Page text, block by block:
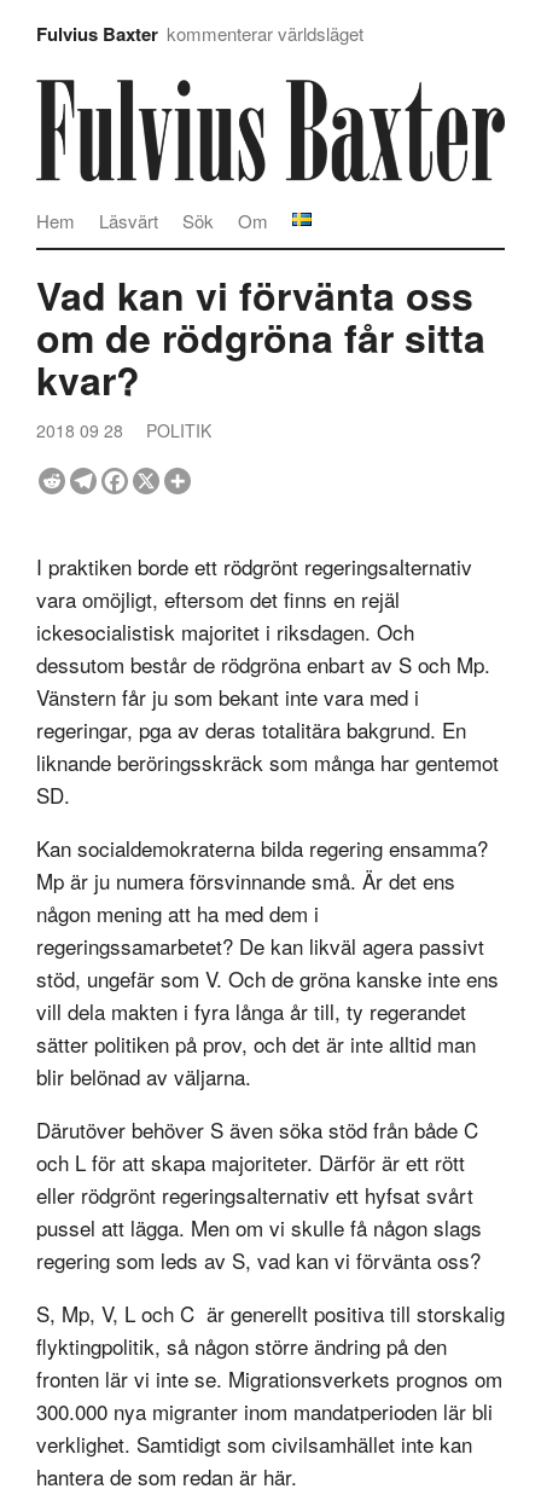
Fulvius Baxter kommenterar världsläget
Om
Sök
Läsvärt
Hem
Vad kan vi förvänta oss
om de rödgröna får sitta
kvar?
2018 09 28 POLITIK
I praktiken borde ett rödgrönt regeringsalternativ
vara omöjligt, eftersom det finns en rejäl
ickesocialistisk majoritet i riksdagen. Och
dessutom består de rödgröna enbart av S och Mp.
Vänstern får ju som bekant inte vara med i
regeringar, pga av deras totalitära bakgrund. En
liknande beröringsskräck som många har gentemot
SD.
Kan socialdemokraterna bilda regering ensamma?
Mp är ju numera försvinnande små. Är det ens
någon mening att ha med dem i
regeringssamarbetet? De kan likväl agera passivt
stöd, ungefär som V. Och de gröna kanske inte ens
vill dela makten i fyra långa år till, ty regerandet
sätter politiken på prov, och det är inte alltid man
blir belönad av väljarna.
Därutöver behöver S även söka stöd från både C
och L för att skapa majoriteter. Därför är ett rött
eller rödgrönt regeringsalternativ ett hyfsat svårt
pussel att lägga. Men om vi skulle få någon slags
regering som leds av S, vad kan vi förvänta oss?
S, Mp, V, L och C är generellt positiva till storskalig
flyktingpolitik, så någon större ändring på den
fronten lär vi inte se. Migrationsverkets prognos om
300.000 nya migranter inom mandatperioden lär bli
verklighet. Samtidigt som civilsamhället inte kan
hantera de som redan är här.